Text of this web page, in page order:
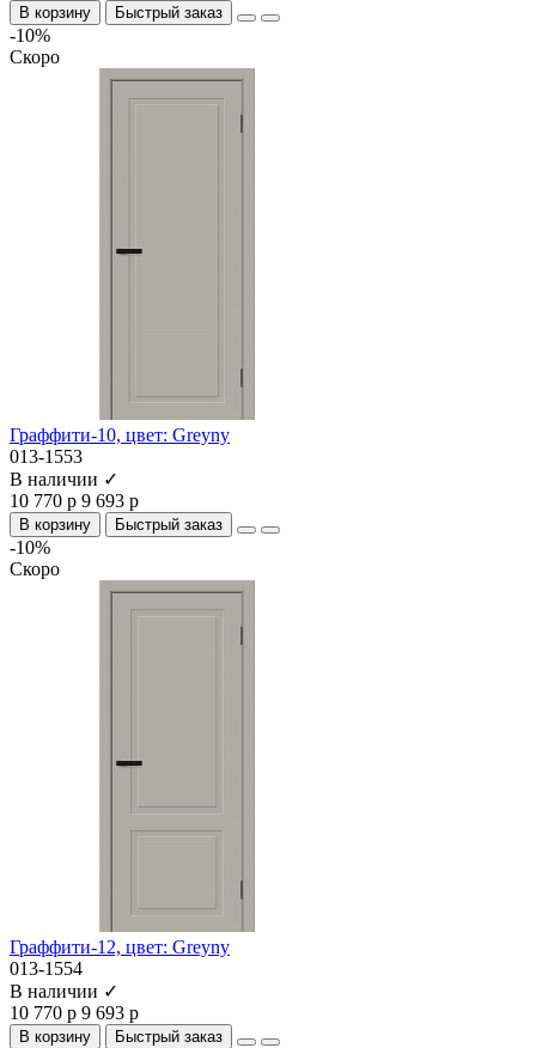
В корзину Быстрый заказ
-10%
Скоро
Граффити-10, цвет: Greyny
013-1553
В наличии ✓
10 770 р 9 693 р
В корзину Быстрый заказ
-10%
Скоро
Граффити-12, цвет: Greyny
013-1554
В наличии ✓
10 770 р 9 693 р
В корзину Быстрый заказ